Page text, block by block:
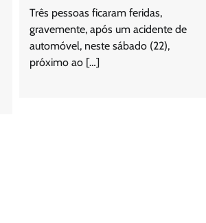
Três pessoas ficaram feridas,
gravemente, após um acidente de
automóvel, neste sábado (22),
próximo ao […]